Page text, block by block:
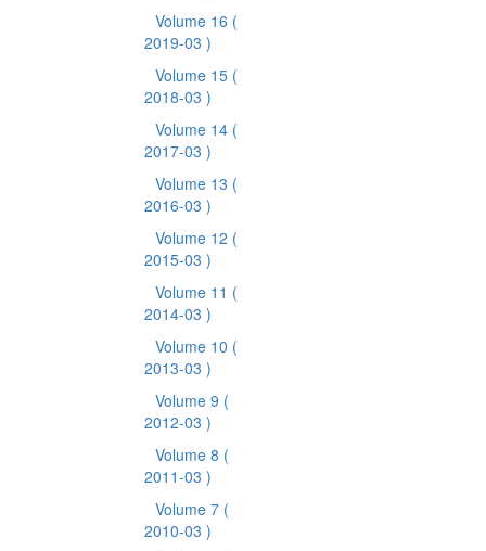
Volume 16 (
2019-03 )
Volume 15 (
2018-03 )
Volume 14 (
2017-03 )
Volume 13 (
2016-03 )
Volume 12 (
2015-03 )
Volume 11 (
2014-03 )
Volume 10 (
2013-03 )
Volume 9 (
2012-03 )
Volume 8 (
2011-03 )
Volume 7 (
2010-03 )